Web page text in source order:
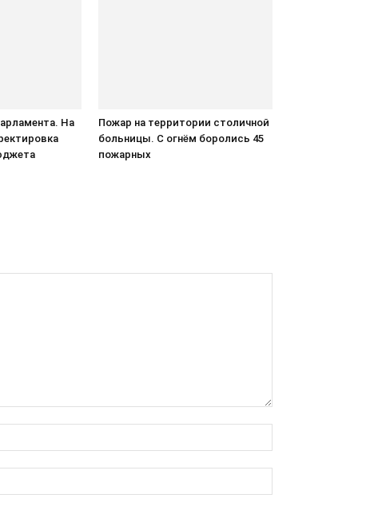
На
Пожар на территории столичной
больницы. С огнём боролись 45
пожарных